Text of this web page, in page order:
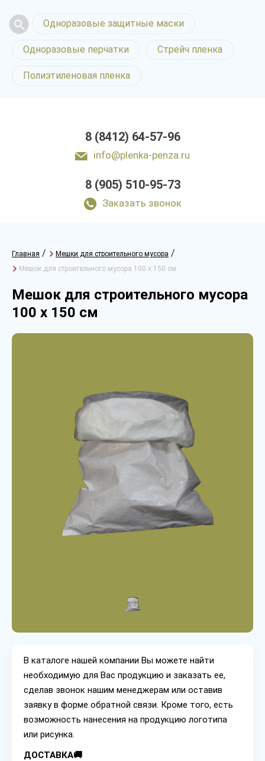
Одноразовые защитные маски
Одноразовые перчатки Стрейч пленка
Полиэтиленовая пленка
8 (8412) 64-57-96
info@plenka-penza.ru
8 (905) 510-95-73
Заказать звонок
Главная / Мешки для строительного мусора /
Мешок для строительного мусора 100 х 150 см
Мешок для строительного мусора
100 х 150 см
В каталоге нашей компании Вы можете найти
необходимую для Вас продукцию и заказать ее,
сделав звонок нашим менеджерам или оставив
заявку в форме обратной связи. Кроме того, есть
возможность нанесения на продукцию логотипа
или рисунка.
ДОСТАВКА🚚